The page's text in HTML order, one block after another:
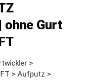
ohne Gurt
>
> Aufputz >